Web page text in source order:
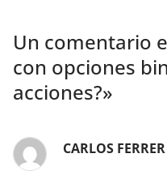
Un comentario
con opciones
acciones?»
CARLOS FERRER